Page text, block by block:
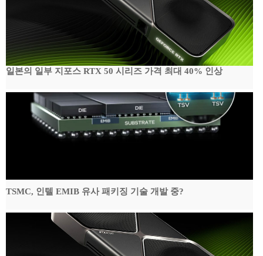
일본의 일부 지포스 RTX 50 시리즈 가격 최대 40% 인상
TSMC, 인텔 EMIB 유사 패키징 기술 개발 중?